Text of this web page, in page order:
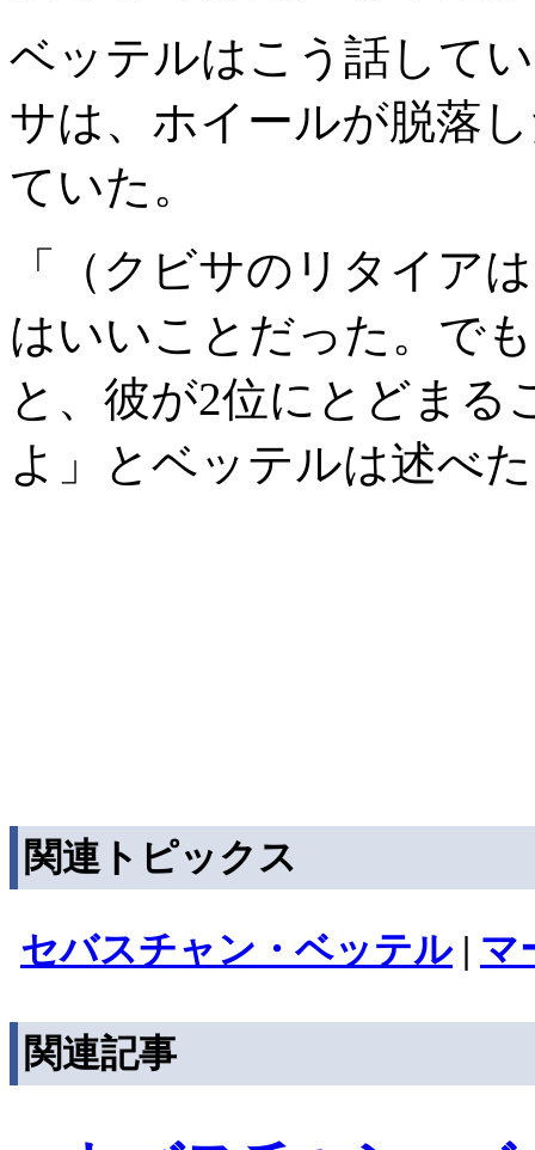
ベッテルはこう話して
サは、ホイールが脱落
ていた。
「（クビサのリタイア
はいいことだった。で
と、彼が2位にとどまる
よ」とベッテルは述べ
関連トピックス
セバスチャン・ベッテル| マ
関連記事